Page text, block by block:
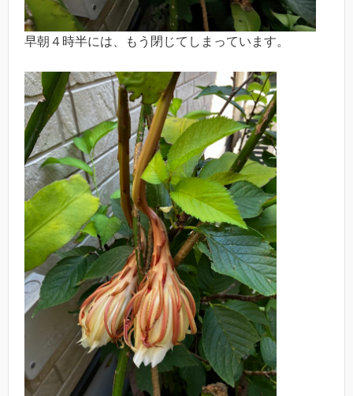
早朝４時半には、もう閉じてしまっています。